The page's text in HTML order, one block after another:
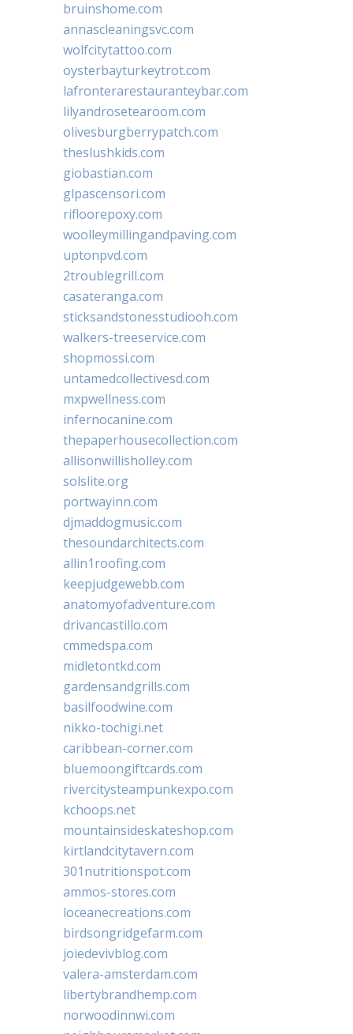
bruinshome.com
annascleaningsvc.com
wolfcitytattoo.com
oysterbayturkeytrot.com
lafronterarestauranteybar.com
lilyandrosetearoom.com
olivesburgberrypatch.com
theslushkids.com
giobastian.com
glpascensori.com
rifloorepoxy.com
woolleymillingandpaving.com
uptonpvd.com
2troublegrill.com
casateranga.com
sticksandstonesstudiooh.com
walkers-treeservice.com
shopmossi.com
untamedcollectivesd.com
mxpwellness.com
infernocanine.com
thepaperhousecollection.com
allisonwillisholley.com
solslite.org
portwayinn.com
djmaddogmusic.com
thesoundarchitects.com
allin1roofing.com
keepjudgewebb.com
anatomyofadventure.com
drivancastillo.com
cmmedspa.com
midletontkd.com
gardensandgrills.com
basilfoodwine.com
nikko-tochigi.net
caribbean-corner.com
bluemoongiftcards.com
rivercitysteampunkexpo.com
kchoops.net
mountainsideskateshop.com
kirtlandcitytavern.com
301nutritionspot.com
ammos-stores.com
loceanecreations.com
birdsongridgefarm.com
joiedevivblog.com
valera-amsterdam.com
libertybrandhemp.com
norwoodinnwi.com